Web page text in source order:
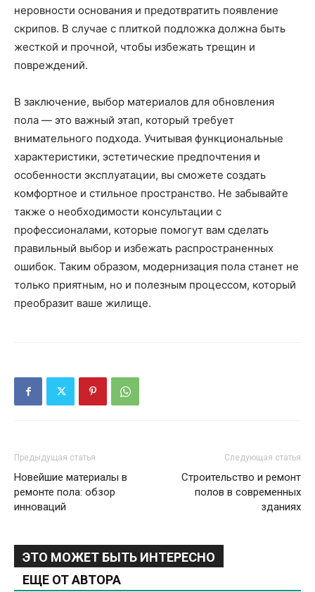
неровности основания и предотвратить появление
скрипов. В случае с плиткой подложка должна быть
жесткой и прочной, чтобы избежать трещин и
повреждений.
В заключение, выбор материалов для обновления
пола — это важный этап, который требует
внимательного подхода. Учитывая функциональные
характеристики, эстетические предпочтения и
особенности эксплуатации, вы сможете создать
комфортное и стильное пространство. Не забывайте
также о необходимости консультации с
профессионалами, которые помогут вам сделать
правильный выбор и избежать распространенных
ошибок. Таким образом, модернизация пола станет не
только приятным, но и полезным процессом, который
преобразит ваше жилище.
Предыдущая статья
Новейшие материалы в
ремонте пола: обзор
инноваций
Следующая статья
Строительство и ремонт
полов в современных
зданиях
ЭТО МОЖЕТ БЫТЬ ИНТЕРЕСНО
ЕЩЕ ОТ АВТОРА